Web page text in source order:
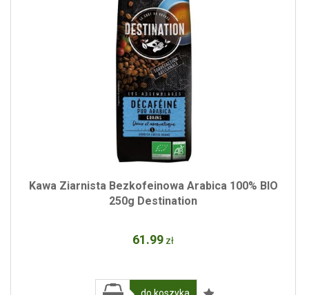
Kawa Ziarnista Bezkofeinowa Arabica 100% BIO
250g Destination
61.99 zł